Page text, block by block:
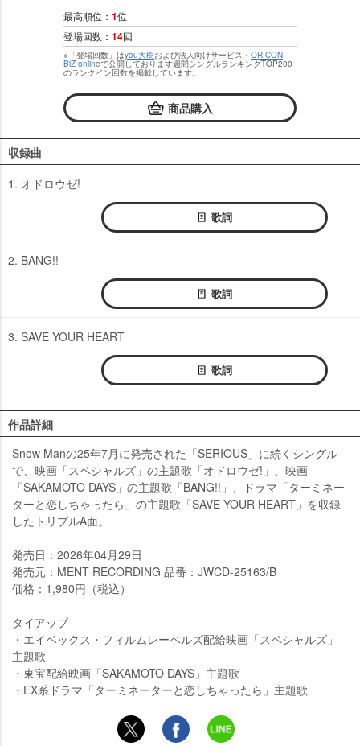
最高順位： 1位
登場回数： 14回
※「登場回数」はyou大樹および法人向けサービス・ ORICON
BiZ onlineで公開しております週間シングルランキングTOP200
のランクイン回数を掲載しています。
商品購入
収録曲
1. オドロウゼ!
歌詞
2. BANG!!
歌詞
3. SAVE YOUR HEART
歌詞
作品詳細
Snow Manの25年7月に発売された「SERIOUS」に続くシングル
で、映画「スペシャルズ」の主題歌「オドロウゼ!」、映画
「SAKAMOTO DAYS」の主題歌「BANG!!」、ドラマ「ターミネー
ターと恋しちゃったら」の主題歌「SAVE YOUR HEART」を収録
したトリプルA面。
発売日：2026年04月29日
発売元：MENT RECORDING 品番：JWCD-25163/B
価格：1,980円（税込）
タイアップ
・エイベックス・フィルムレーベルズ配給映画「スペシャルズ」
主題歌
・東宝配給映画「SAKAMOTO DAYS」主題歌
・EX系ドラマ「ターミネーターと恋しちゃったら」主題歌